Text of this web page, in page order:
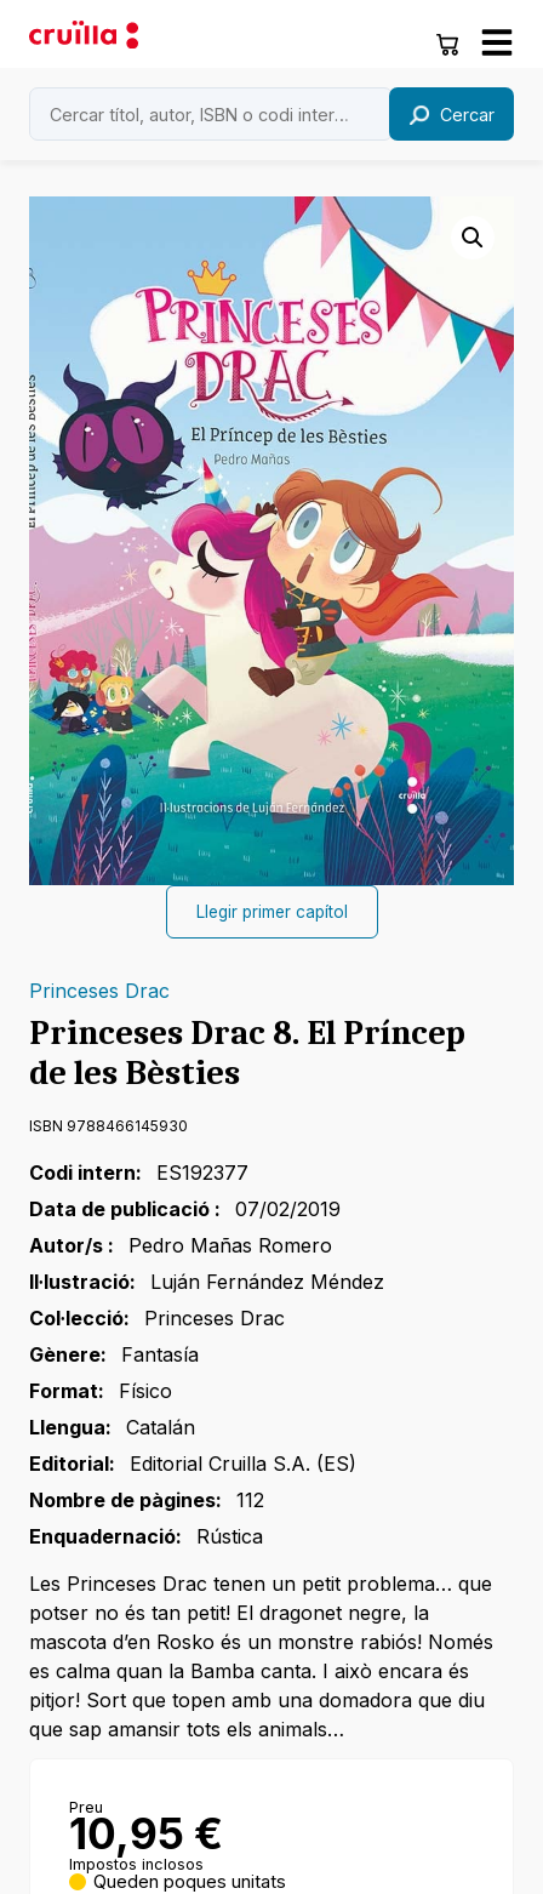
Cercar
Llegir primer capítol
Princeses Drac
Princeses Drac 8. El Príncep
de les Bèsties
ISBN 9788466145930
Codi intern:
ES192377
Data de publicació :
07/02/2019
Autor/s :
Pedro Mañas Romero
Il·lustració:
Luján Fernández Méndez
Col·lecció:
Princeses Drac
Gènere:
Fantasía
Format:
Físico
Llengua:
Catalán
Editorial:
Editorial Cruilla S.A. (ES)
Nombre de pàgines:
112
Enquadernació:
Rústica
Les Princeses Drac tenen un petit problema… que
potser no és tan petit! El dragonet negre, la
mascota d’en Rosko és un monstre rabiós! Només
es calma quan la Bamba canta. I això encara és
pitjor! Sort que topen amb una domadora que diu
que sap amansir tots els animals…
Preu
10,95 €
Impostos inclosos
Queden poques unitats